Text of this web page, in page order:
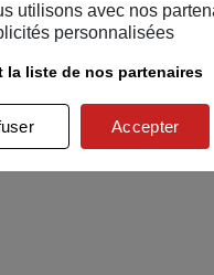
utilisons avec nos
personnalisées
liste de nos partenaires
Accepter